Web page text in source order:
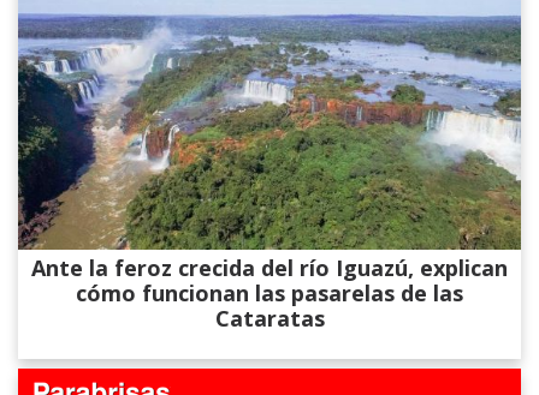
Ante la feroz crecida del río Iguazú, explican
cómo funcionan las pasarelas de las
Cataratas